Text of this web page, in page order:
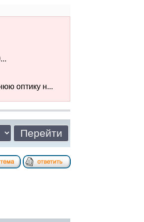
оптику н...